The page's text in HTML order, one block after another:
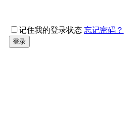
记住我的登录状态 忘记密码？
登录